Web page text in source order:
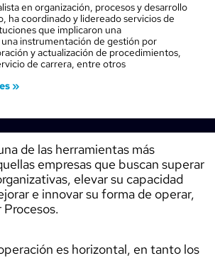
en organización, procesos y desarrollo
ha coordinado y lidereado servicios de
que implicaron una
instrumentación de gestión por
y actualización de procedimientos,
de carrera, entre otros
»
de las herramientas más
empresas que buscan superar
elevar su capacidad
e innovar su forma de operar,
es horizontal, en tanto los